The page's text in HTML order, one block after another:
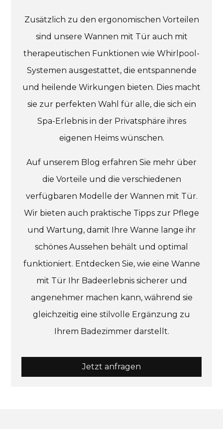
Zusätzlich zu den ergonomischen Vorteilen
sind unsere Wannen mit Tür auch mit
therapeutischen Funktionen wie Whirlpool-
Systemen ausgestattet, die entspannende
und heilende Wirkungen bieten. Dies macht
sie zur perfekten Wahl für alle, die sich ein
Spa-Erlebnis in der Privatsphäre ihres
eigenen Heims wünschen.
Auf unserem Blog erfahren Sie mehr über
die Vorteile und die verschiedenen
verfügbaren Modelle der Wannen mit Tür.
Wir bieten auch praktische Tipps zur Pflege
und Wartung, damit Ihre Wanne lange ihr
schönes Aussehen behält und optimal
funktioniert. Entdecken Sie, wie eine Wanne
mit Tür Ihr Badeerlebnis sicherer und
angenehmer machen kann, während sie
gleichzeitig eine stilvolle Ergänzung zu
Ihrem Badezimmer darstellt.
Jetzt anfragen